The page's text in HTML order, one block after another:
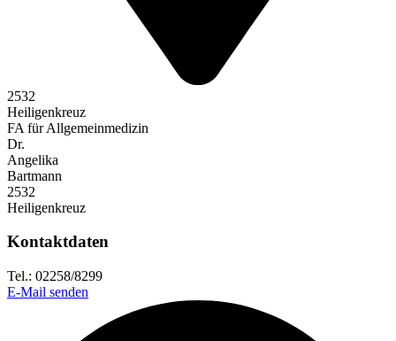
2532
Heiligenkreuz
FA für Allgemeinmedizin
Dr.
Angelika
Bartmann
2532
Heiligenkreuz
Kontaktdaten
Tel.: 02258/8299
E-Mail senden